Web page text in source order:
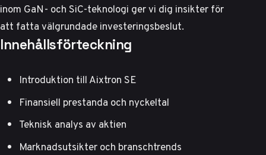
inom GaN- och SiC-teknologi ger vi dig insikter för
att fatta välgrundade investeringsbeslut.
Innehållsförteckning
Introduktion till Aixtron SE
Finansiell prestanda och nyckeltal
Teknisk analys av aktien
Marknadsutsikter och branschtrends